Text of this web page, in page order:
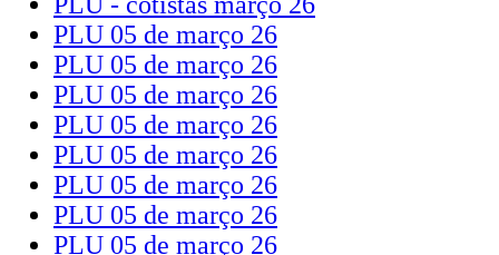
PLU 05 de março 26
PLU 05 de março 26
PLU 05 de março 26
PLU 05 de março 26
PLU 05 de março 26
PLU 05 de março 26
PLU 05 de março 26
PLU 05 de março 26